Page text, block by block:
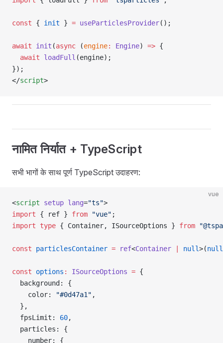
const { init } = useParticlesProvider();
await init (async (engine: Engine) => {
  await
loadFull (engine);
});
</script>
नामित निर्यात + TypeScript
सभी भागों के साथ पूर्ण TypeScript उदाहरण:
vue
<script setup lang="ts">
import { ref } from "vue" ;
import type { Container, ISourceOptions } from
const particlesContainer = ref<Container null>(null
const options : ISourceOptions = {
  background: {
    color:
"#0d47a1" ,
  },
  fpsLimit:
60,
  particles: {
    number: {